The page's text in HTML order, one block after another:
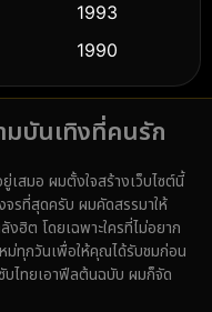
(10)
(5)
(92)
1993
1990
1986
1982
1953
บันเทิงที่คนรัก
สมอ ผมตั้งใจสร้างเว็บไซต์นี้
จรที่สุดครับ ผมคัดสรรมาให้
ฮิต โดยเฉพาะใครที่ไม่อยาก
ม่ทุกวันเพื่อให้คุณได้รับชมก่อน
บไทยเอาฟีลต้นฉบับ ผมก็จัด